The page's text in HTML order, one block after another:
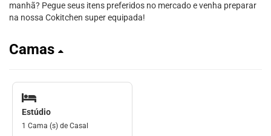
manhã? Pegue seus itens preferidos no mercado e venha preparar
na nossa Cokitchen super equipada!
Camas
Estúdio
1 Cama (s) de Casal